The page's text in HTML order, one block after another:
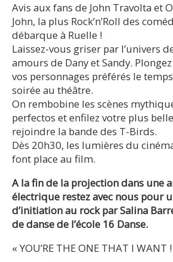
Avis aux fans de John Travolta et
John, la plus Rock’n’Roll des
débarque à Ruelle !
Laissez-vous griser par l’univers
amours de Dany et Sandy.
vos personnages préférés le
soirée au théâtre.
On rembobine les scènes
perfectos et enfilez votre plus
rejoindre la bande des T-Birds.
Dès 20h30, les lumières du
font place au film.
A la fin de la projection dans une
électrique restez avec nous pour
d’initiation au rock par Salina
de danse de l’école 16 Danse.
« YOU’RE THE ONE THAT I WANT